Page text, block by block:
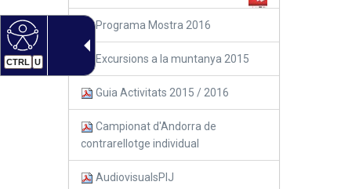
CTRL U
Programa Mostra 2016
Excursions a la muntanya 2015
Guia Activitats 2015 / 2016
Campionat d'Andorra de
contrarellotge individual
AudiovisualsPIJ